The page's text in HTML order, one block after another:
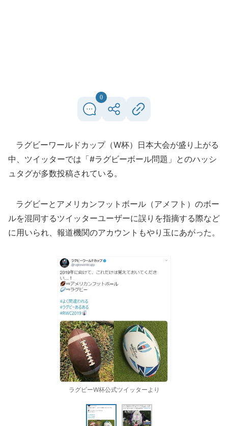
0
ラグビーワールドカップ（W杯）日本大会が盛り上がる
中、ツイッターでは「#ラグビーボール問題」とのハッシ
ュタグが多数投稿されている。
ラグビーとアメリカンフットボール（アメフト）のボー
ルを混同するツイッターユーザーに誤りを指摘する際など
に用いられ、報道機関のアカウントもやり玉にあがった。
ラグビーW杯公式ツイッターより